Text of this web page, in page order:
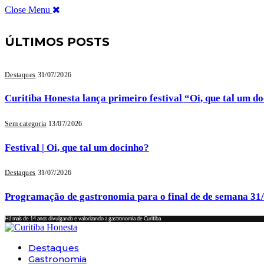
Close Menu
ÚLTIMOS POSTS
Destaques 31/07/2026
Curitiba Honesta lança primeiro festival “Oi, que tal um
Sem categoria 13/07/2026
Festival | Oi, que tal um docinho?
Destaques 31/07/2026
Programação de gastronomia para o final de de semana
Há mais de 14 anos divulgando e valorizando a gastronomia de Curitiba.
Destaques
Gastronomia